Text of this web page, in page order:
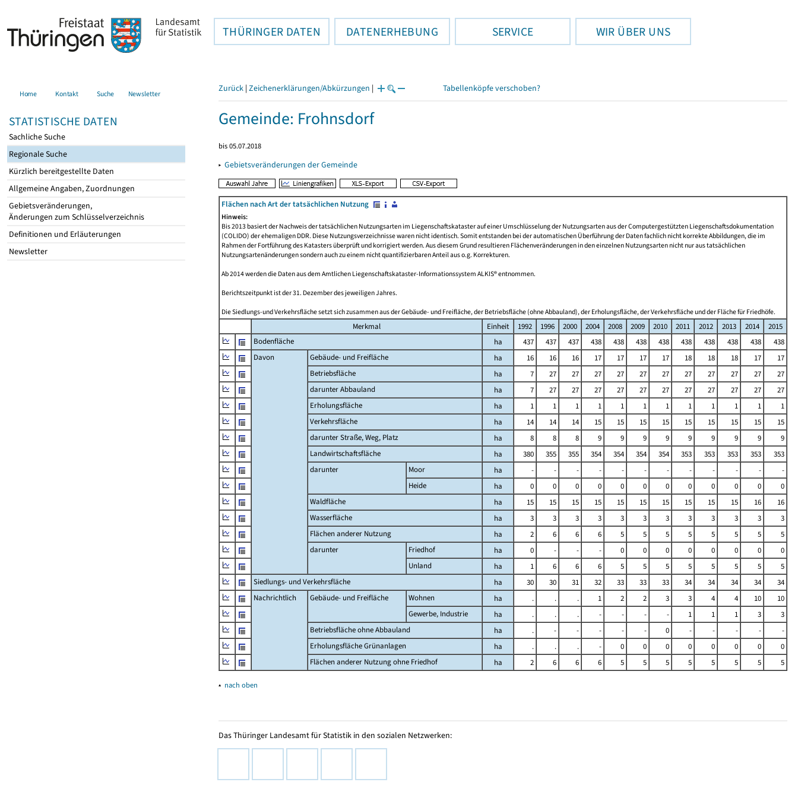
THÜRINGER DATEN DATENERHEBUNG SERVICE WIR ÜBER UNS
Home Kontakt Suche Newsletter
STATISTISCHE DATEN
Sachliche Suche
Regionale Suche
Kürzlich bereitgestellte Daten
Allgemeine Angaben, Zuordnungen
Gebietsveränderungen,
Änderungen zum Schlüsselverzeichnis
Definitionen und Erläuterungen
Newsletter
Zurück | Zeichenerklärungen/Abkürzungen | Tabellenköpfe verschoben?
Gemeinde: Frohnsdorf
bis 05.07.2018
▸ Gebietsveränderungen der Gemeinde
Flächen nach Art der tatsächlichen Nutzung
Hinweis:
Bis 2013 basiert der Nachweis der tatsächlichen Nutzungsarten im Liegenschaftskataster auf einer Umschlüsselung der Nutzungsarten aus der Computergestützten Liegenschaftsdokumentation
(COLIDO) der ehemaligen DDR. Diese Nutzungsverzeichnisse waren nicht identisch. Somit entstanden bei der automatischen Überführung der Daten fachlich nicht korrekte Abbildungen, die im
Rahmen der Fortführung des Katasters überprüft und korrigiert werden. Aus diesem Grund resultieren Flächenveränderungen in den einzelnen Nutzungsarten nicht nur aus tatsächlichen
Nutzungsartenänderungen sondern auch zu einem nicht quantifizierbaren Anteil aus o.g. Korrekturen.
Ab 2014 werden die Daten aus dem Amtlichen Liegenschaftskataster-Informationssystem ALKIS® entnommen.
Berichtszeitpunkt ist der 31. Dezember des jeweiligen Jahres.
Die Siedlungs-und Verkehrsfläche setzt sich zusammen aus der Gebäude- und Freifläche, der Betriebsfläche (ohne Abbauland), der Erholungsfläche, der Verkehrsfläche und der Fläche für Friedhöfe.
Merkmal Einheit 1992 1996 2000 2004 2008 2009 2010 2011 2012 2013 2014
2015
Bodenfläche
ha 437 437 437 438 438 438 438 438 438 438 438
438
Davon
Gebäude- und Freifläche ha 16 16 16 17 17 17 17 18 18 18 17
17
Betriebsfläche
ha 7 27 27 27 27 27 27 27 27 27 27
27
darunter Abbauland
ha 7 27 27 27 27 27 27 27 27 27 27
27
Erholungsfläche
ha 1 1 1 1 1 1 1 1 1 1 1
1
Verkehrsfläche
ha 14 14 14 15 15 15 15 15 15 15 15
15
darunter Straße, Weg, Platz
ha 8 8 8 9 9 9 9 9 9 9 9
9
Landwirtschaftsfläche
ha 380 355 355 354 354 354 354 353 353 353 353
353
darunter
Moor ha - - - - - - - - - - -
-
Heide
ha 0 0 0 0 0 0 0 0 0 0 0
0
Waldfläche
ha 15 15 15 15 15 15 15 15 15 15 16
16
Wasserfläche
ha 3 3 3 3 3 3 3 3 3 3 3
3
Flächen anderer Nutzung
ha 2 6 6 6 5 5 5 5 5 5 5
5
darunter
Friedhof ha 0 - - - 0 0 0 0 0 0 0
0
Unland
ha 1 6 6 6 5 5 5 5 5 5 5
5
Siedlungs- und Verkehrsfläche
ha 30 30 31 32 33 33 33 34 34 34 34
34
Nachrichtlich
Gebäude- und Freifläche Wohnen ha . . . 1 2 2 3 3 4 4 10
10
Gewerbe, Industrie
ha . . . - - - - 1 1 1 3
3
Betriebsfläche ohne Abbauland
ha . - - - - - 0 - - - -
-
Erholungsfläche Grünanlagen
ha . . . - 0 0 0 0 0 0 0
0
Flächen anderer Nutzung ohne Friedhof
ha 2 6 6 6 5 5 5 5 5 5 5 5
▴ nach oben
Das Thüringer Landesamt für Statistik in den sozialen Netzwerken: